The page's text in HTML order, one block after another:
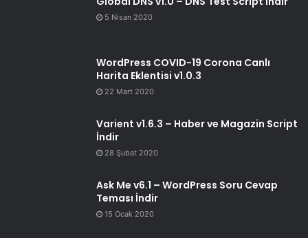
5 Nisan 2020
WordPress COVID-19 Corona Canlı
Harita Eklentisi v1.0.3
22 Mart 2020
Varient v1.6.3 – Haber ve Magazin Script
İndir
28 Şubat 2020
Ask Me v6.1 – WordPress Soru Cevap
Teması İndir
15 Ocak 2020